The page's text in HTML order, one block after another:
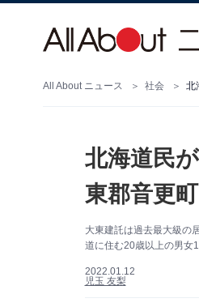
All About ニュース 社会 北
北海道民
東郡音更
大東建託は過去最大級の
道に住む20歳以上の男女
2022.01.12
児玉 友梨